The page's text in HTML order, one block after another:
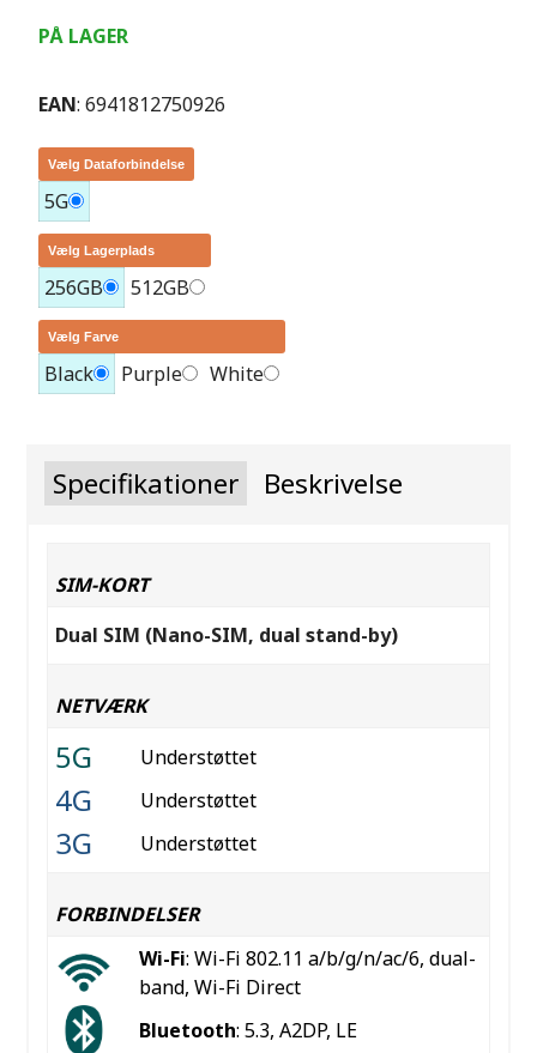
PÅ LAGER
EAN: 6941812750926
Vælg Dataforbindelse
5G
Vælg Lagerplads
256GB 512GB
Vælg Farve
Black Purple White
Specifikationer Beskrivelse
SIM-KORT
Dual SIM (Nano-SIM, dual stand-by)
NETVÆRK
5G Understøttet
4G Understøttet
3G Understøttet
FORBINDELSER
Wi-Fi: Wi-Fi 802.11 a/b/g/n/ac/6, dual-
band, Wi-Fi Direct
Bluetooth: 5.3, A2DP, LE